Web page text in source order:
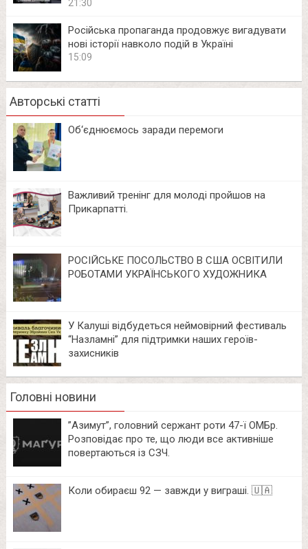
21:30
Російська пропаганда продовжує вигадувати
нові історії навколо подій в Україні
15:09
Авторські статті
Об‘єднюємось заради перемоги
Важливий тренінг для молоді пройшов на
Прикарпатті.
РОСІЙСЬКЕ ПОСОЛЬСТВО В США ОСВІТИЛИ
РОБОТАМИ УКРАЇНСЬКОГО ХУДОЖНИКА
У Калуші відбудеться неймовірний фестиваль
“Назламні” для підтримки наших героїв-
захисників
Головні новини
⁨”Азимут”, головний сержант роти 47-ї ОМБр.
Розповідає про те, що люди все активніше
повертаються із СЗЧ.
Коли обираєш 92 — завжди у виграші. 🇺🇦